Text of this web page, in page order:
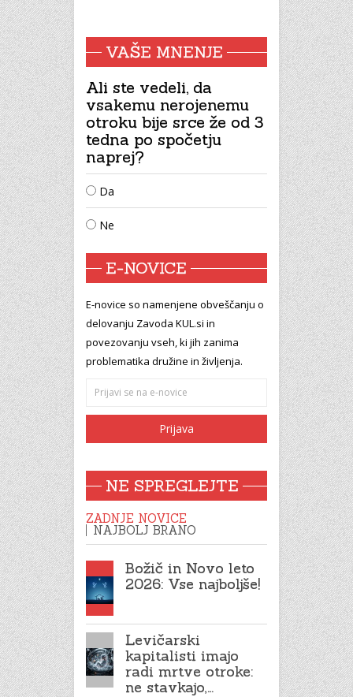
VAŠE MNENJE
Ali ste vedeli, da
vsakemu nerojenemu
otroku bije srce že od 3
tedna po spočetju
naprej?
Da
Ne
E-NOVICE
E-novice so namenjene obveščanju o
delovanju Zavoda KUL.si in
povezovanju vseh, ki jih zanima
problematika družine in življenja.
NE SPREGLEJTE
ZADNJE NOVICE
NAJBOLJ BRANO
Božič in Novo leto
2026: Vse najboljše!
Levičarski
kapitalisti imajo
radi mrtve otroke:
ne stavkajo,…